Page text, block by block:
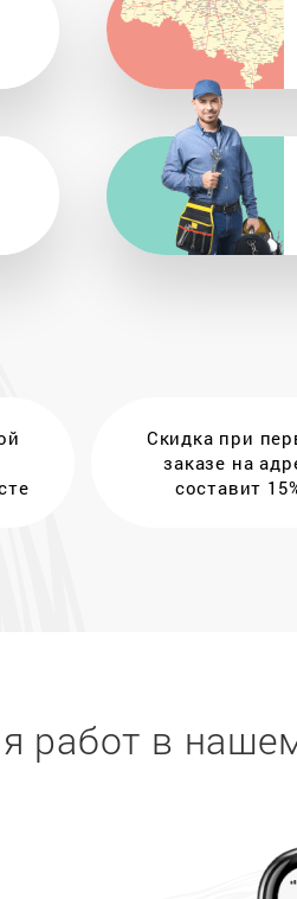
Скидка при
заказе на
составит
работ в